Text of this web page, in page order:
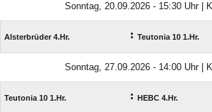
Sonntag, 20.09.2026 - 15:30 Uhr |
Alsterbrüder 4.Hr. : Teutonia 10 1.Hr.
Sonntag, 27.09.2026 - 14:00 Uhr |
Teutonia 10 1.Hr. : HEBC 4.Hr.